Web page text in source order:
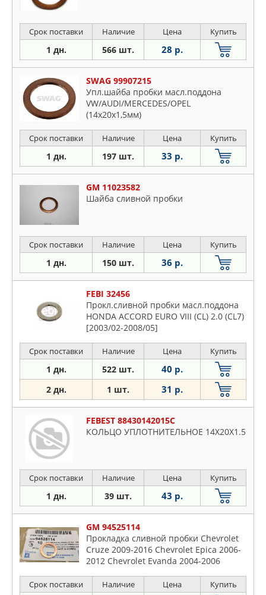
Срок поставки Наличие Цена Купить
1 дн. 566 шт. 28 р.
SWAG 99907215
Упл.шайба пробки масл.поддона
VW/AUDI/MERCEDES/OPEL
(14x20х1,5мм)
Срок поставки Наличие Цена Купить
1 дн. 197 шт. 33 р.
GM 11023582
Шайба сливной пробки
Срок поставки Наличие Цена Купить
1 дн. 150 шт. 36 р.
FEBI 32456
Прокл.сливной пробки масл.поддона
HONDA ACCORD EURO VIII (CL) 2.0 (CL7)
[2003/02-2008/05]
Срок поставки Наличие Цена Купить
1 дн. 522 шт. 40 р.
2 дн. 1 шт. 31 р.
FEBEST 88430142015C
КОЛЬЦО УПЛОТНИТЕЛЬНОЕ 14X20X1.5
Срок поставки Наличие Цена Купить
1 дн. 39 шт. 43 р.
GM 94525114
Прокладка сливной пробки Chevrolet
Cruze 2009-2016 Chevrolet Epica 2006-
2012 Chevrolet Evanda 2004-2006
Lanos 2004-2010
Срок поставки Наличие Цена Купить